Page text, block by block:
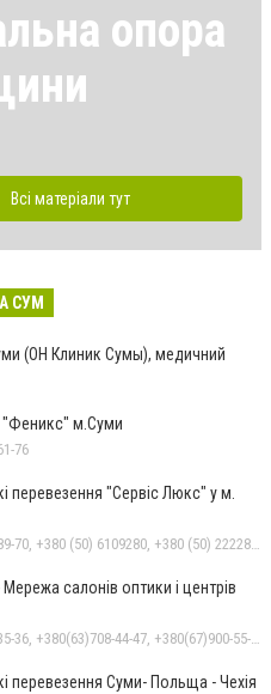
опора
Всі матеріали тут
СУМ
(ОН Клиник Сумы), медичний
м.Суми
76
перевезення "Сервіс Люкс" у м.
салонів оптики і центрів
перевезення Суми- Польща - Чехія